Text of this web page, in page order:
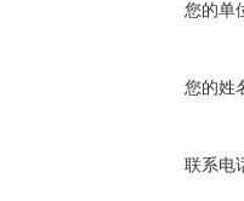
您的单
您的姓
联系电